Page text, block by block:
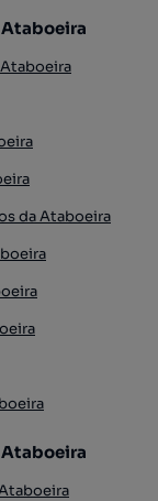
Ataboeira
da Ataboeira
Ataboeira